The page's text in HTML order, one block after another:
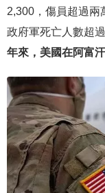
2,300，傷員超過兩
政府軍死亡人數超
年來，美國在阿富